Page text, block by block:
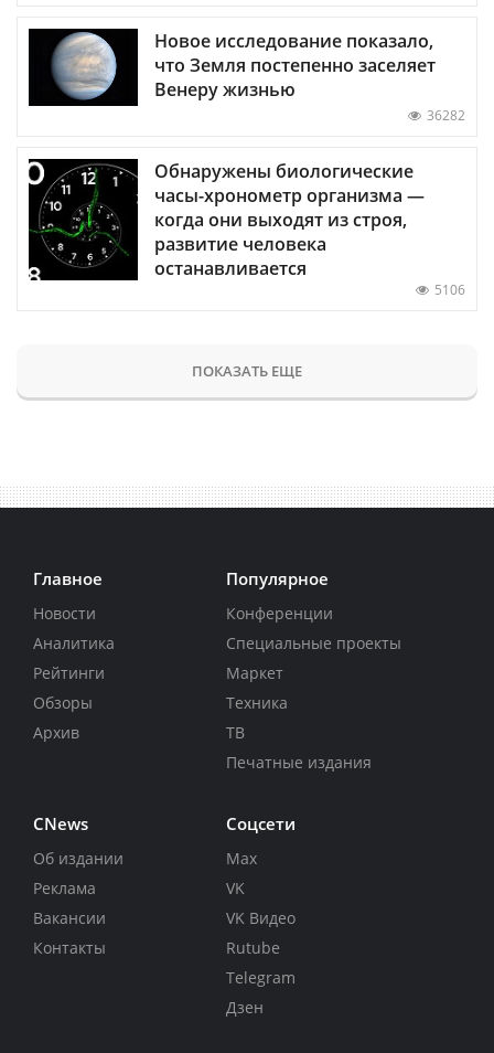
Новое исследование показало,
что Земля постепенно заселяет
Венеру жизнью
36282
Обнаружены биологические
часы-хронометр организма —
когда они выходят из строя,
развитие человека
останавливается
5106
ПОКАЗАТЬ ЕЩЕ
Главное
Новости
Аналитика
Рейтинги
Обзоры
Архив
Популярное
Конференции
Специальные проекты
Маркет
Техника
ТВ
Печатные издания
CNews
Об издании
Реклама
Вакансии
Контакты
Соцсети
Max
VK
VK Видео
Rutube
Telegram
Дзен